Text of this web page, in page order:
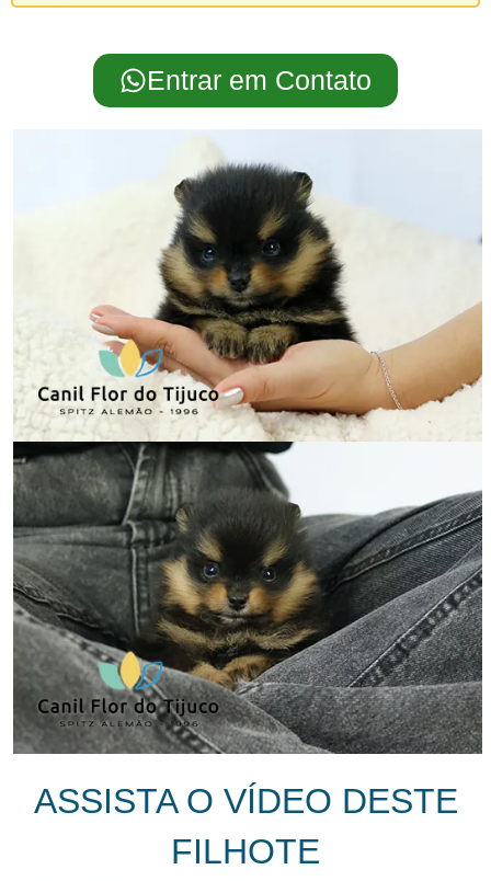
Entrar em Contato
ASSISTA O VÍDEO DESTE
FILHOTE